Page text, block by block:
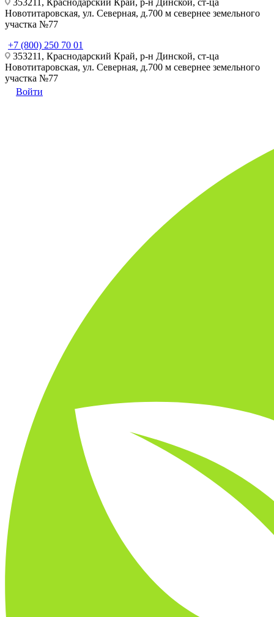
353211, Краснодарский Край, р-н Динской, ст-ца
Новотитаровская, ул. Северная, д.700 м севернее земельного
участка №77
+7 (800) 250 70 01
353211, Краснодарский Край, р-н Динской, ст-ца
Новотитаровская, ул. Северная, д.700 м севернее земельного
участка №77
Войти